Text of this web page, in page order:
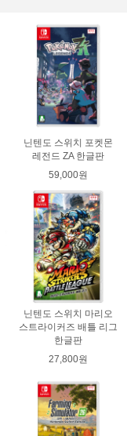
닌텐도 스위치 포켓몬
레전드 ZA 한글판
59,000원
닌텐도 스위치 마리오
스트라이커즈 배틀 리그
한글판
27,800원